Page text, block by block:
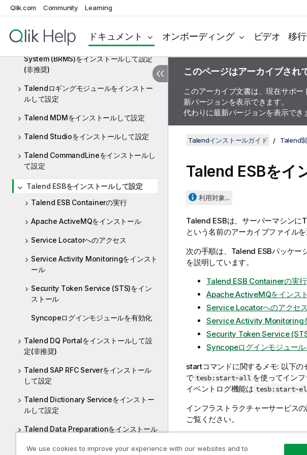
Qlik.com Community Learning
ドキュメント オンボーディング ビデオ 移
Talend Activity Monitoring Console
Webアプリケーションをインストール(非
推奨)
Drools Business Rules Management
System (BRMS)をインストールして設定
(非推奨)
Talendロギングモジュールをインストー
ルして設定
Talend MDMをインストールして設定
Talend Studioをインストールして設定
Talend CommandLineをインストールし
て設定
Talend ESBをインストールして設定
Talend ESB Containerの実行
Apache ActiveMQをインストール
Service Locatorへのアクセス
Service Activity Monitoringをインスト
ール
Security Token Service (STS)をイン
ストール
Syncopeログインモジュールを有効化
Talend DQ Portalをインストールして設
定(非推奨)
Talend SAP RFC Serverをインストール
して設定
Talend Dictionary Serviceをインストー
ルして設定
Talend Data Preparationをインストール
このページはアーカイブされ
このアーカイブ文書は、現在サポ
新バージョンを表示できます。
代わりに最新バージョンを表示でき
Talendインストールガイド Talend
Talend ESBをイ
利用対象...
Talend ESBは、サーバーマシンに
という名前のアーカイブファイルを
次の手順は、 Talend ESBパッケー
を説明しています。
Talend ESB Containerの実行
Apache ActiveMQをインス
Service Locatorへのアクセス
Service Activity Monitoring
Security Token Service
Syncopeログインモジュー
startコマンドに関するメモ: 以下
で tesb:start-all を使ってイン
イベントログ機能は tesb:start-
インフラストラクチャーサービスの
ご覧ください。
およびTalend ESB Container管理者
We use cookies to improve your experience with our websites and to